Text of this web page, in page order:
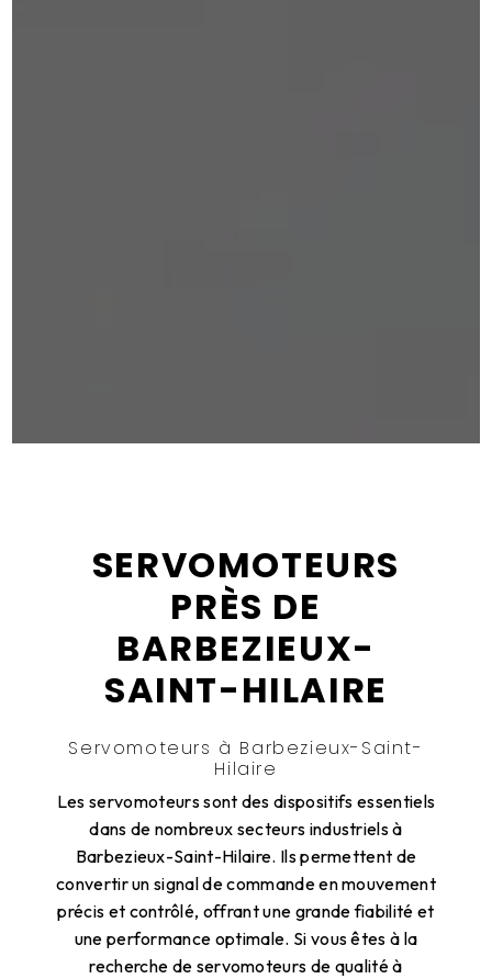
SERVOMOTEURS
PRÈS DE
BARBEZIEUX-
SAINT-HILAIRE
Servomoteurs à Barbezieux-Saint-
Hilaire
Les servomoteurs sont des dispositifs essentiels
dans de nombreux secteurs industriels à
Barbezieux-Saint-Hilaire. Ils permettent de
convertir un signal de commande en mouvement
précis et contrôlé, offrant une grande fiabilité et
une performance optimale. Si vous êtes à la
recherche de servomoteurs de qualité à